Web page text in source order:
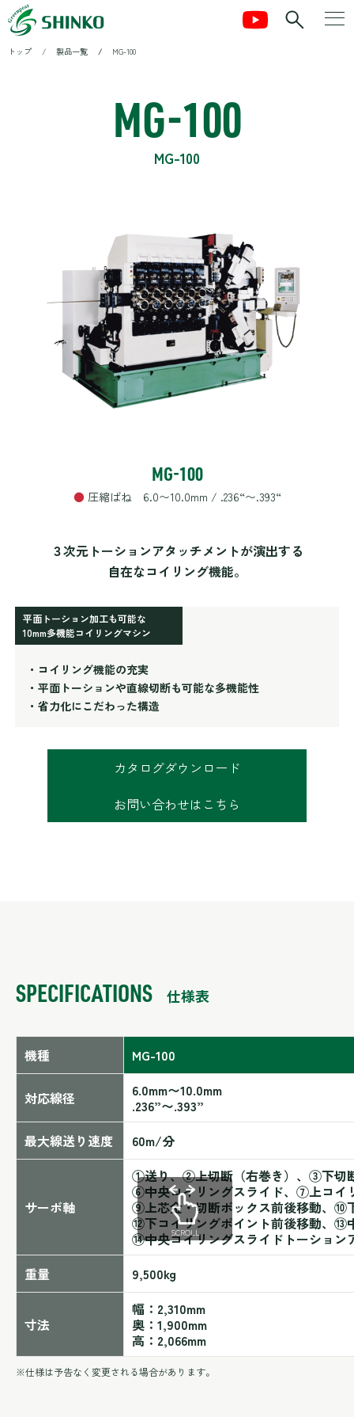
トップ 製品一覧 MG-100
MG-100
MG-100
MG-100
●圧縮ばね 6.0〜10.0mm / .236“〜.393“
３次元トーションアタッチメントが演出する
自在なコイリング機能。
平面トーション加工も可能な
10mm多機能コイリングマシン
・コイリング機能の充実
・平面トーションや直線切断も可能な多機能性
・省力化にこだわった構造
カタログダウンロード
お問い合わせはこちら
SPECIFICATIONS 仕様表
機種 MG-100
対応線径
6.0mm〜10.0mm
.236”〜.393”
最大線送り速度
60m/分
サーボ軸
①送り、②上切断（右巻き）、③下切
⑥中央コイリングスライド、⑦上コイ
⑨上芯金・切断ボックス前後移動、⑩
⑫下コイリングポイント前後移動、⑬
⑭中央コイリングスライドトーション
重量
9,500kg
寸法
幅：2,310mm
奥：1,900mm
高：2,066mm
SCROLL
※仕様は予告なく変更される場合があります。